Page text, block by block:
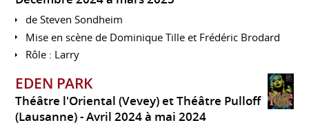
de Steven Sondheim
Mise en scène de Dominique Tille et Frédéric Brodard
Rôle : Larry
EDEN PARK
Théâtre l'Oriental (Vevey) et Théâtre Pulloff
(Lausanne)
Avril 2024 à mai 2024